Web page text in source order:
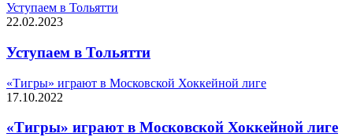
Уступаем в Тольятти
22.02.2023
Уступаем в Тольятти
«Тигры» играют в Московской Хоккейной лиге
17.10.2022
«Тигры» играют в Московской Хоккейной лиге